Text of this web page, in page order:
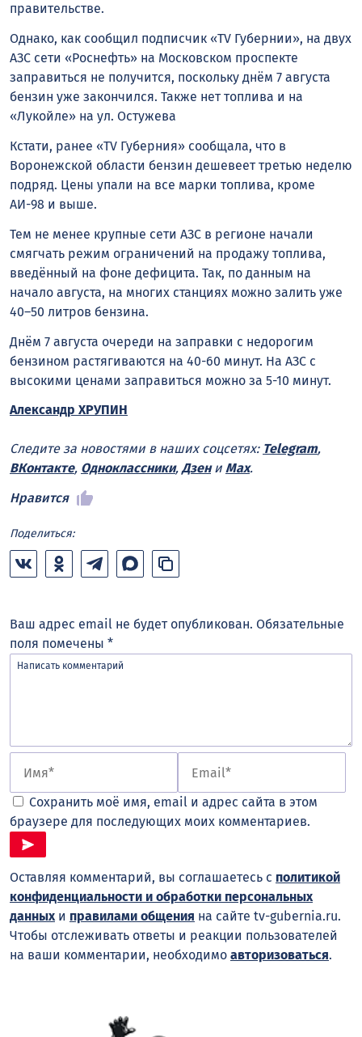
правительстве.
Однако, как сообщил подписчик «TV Губернии», на двух
АЗС сети «Роснефть» на Московском проспекте
заправиться не получится, поскольку днём 7 августа
бензин уже закончился. Также нет топлива и на
«Лукойле» на ул. Остужева
Кстати, ранее «TV Губерния» сообщала, что в
Воронежской области бензин дешевеет третью неделю
подряд. Цены упали на все марки топлива, кроме
АИ-98 и выше.
Тем не менее крупные сети АЗС в регионе начали
смягчать режим ограничений на продажу топлива,
введённый на фоне дефицита. Так, по данным на
начало августа, на многих станциях можно залить уже
40–50 литров бензина.
Днём 7 августа очереди на заправки с недорогим
бензином растягиваются на 40-60 минут. На АЗС с
высокими ценами заправиться можно за 5-10 минут.
Александр ХРУПИН
Следите за новостями в наших соцсетях: Telegram,
ВКонтакте, Одноклассники, Дзени Max.
Нравится
Поделиться:
Ваш адрес email не будет опубликован. Обязательные
поля помечены *
Сохранить моё имя, email и адрес сайта в этом
браузере для последующих моих комментариев.
Оставляя комментарий, вы соглашаетесь с политикой
конфиденциальности и обработки персональных
данныхи правилами общения на сайте tv-gubernia.ru.
Чтобы отслеживать ответы и реакции пользователей
на ваши комментарии, необходимо авторизоваться.